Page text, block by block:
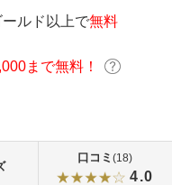
ルド以上で無料
まで無料！
口コミ(18)
4.0